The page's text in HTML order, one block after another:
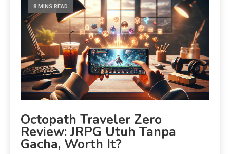
8 MINS READ
Octopath Traveler Zero
Review: JRPG Utuh Tanpa
Gacha, Worth It?